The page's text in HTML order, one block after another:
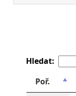
Hledat:
Poř.